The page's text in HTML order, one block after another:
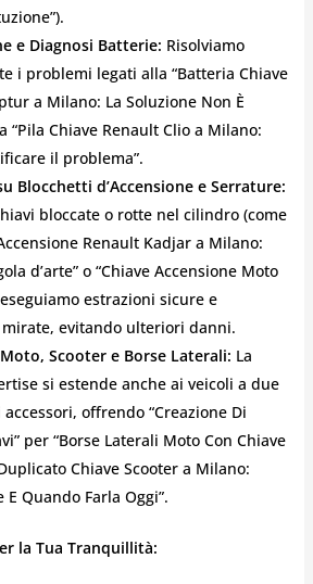
e Diagnosi Batterie: Risolviamo
i problemi legati alla “Batteria Chiave
a Milano: La Soluzione Non È
“Pila Chiave Renault Clio a Milano:
il problema”.
Blocchetti d’Accensione e Serrature:
bloccate o rotte nel cilindro (come
Renault Kadjar a Milano:
d’arte” o “Chiave Accensione Moto
estrazioni sicure e
evitando ulteriori danni.
Scooter e Borse Laterali: La
si estende anche ai veicoli a due
offrendo “Creazione Di
per “Borse Laterali Moto Con Chiave
Chiave Scooter a Milano:
E Quando Farla Oggi”.
la Tua Tranquillità: